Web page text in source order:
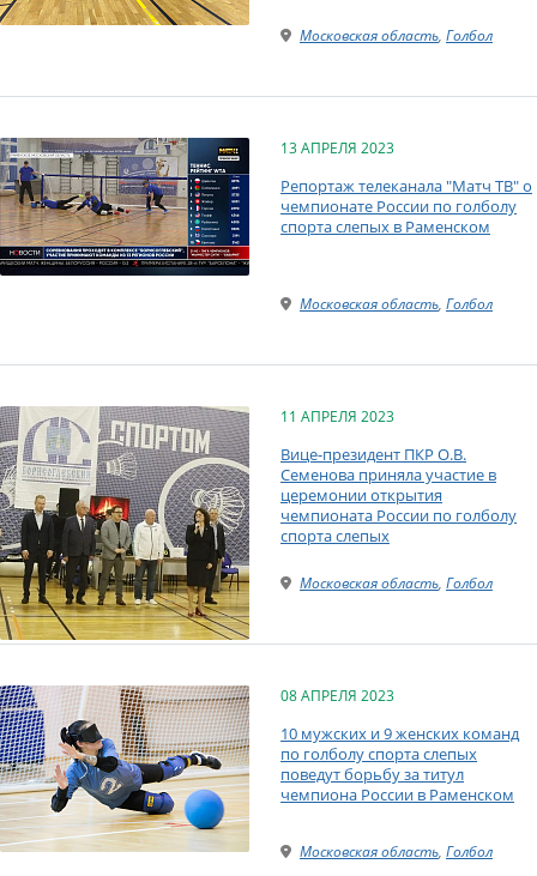
Московская область, Голбол
13 АПРЕЛЯ 2023
Репортаж телеканала "Матч ТВ" о
чемпионате России по голболу
спорта слепых в Раменском
Московская область, Голбол
11 АПРЕЛЯ 2023
Вице-президент ПКР О.В.
Семенова приняла участие в
церемонии открытия
чемпионата России по голболу
спорта слепых
Московская область, Голбол
08 АПРЕЛЯ 2023
10 мужских и 9 женских команд
по голболу спорта слепых
поведут борьбу за титул
чемпиона России в Раменском
Московская область, Голбол